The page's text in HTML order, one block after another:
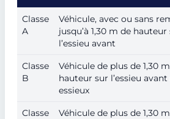
Classe
A
Véhicule, avec ou sans
jusqu’à 1,30 m de hauteur
l’essieu avant
Classe
B
Véhicule de plus de 1,30
hauteur sur l’essieu avant
essieux
Classe
Véhicule de plus de 1,30